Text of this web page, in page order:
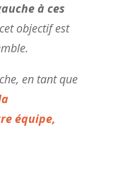
à ces
objectif est
en tant que
équipe,